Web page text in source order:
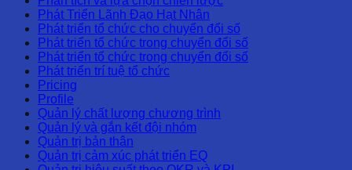
Phát Triển Lãnh Đạo Hạt Nhân
Phát triển tổ chức cho chuyển đổi số
Phát triển tổ chức trong chuyển đổi số
Phát triển tổ chức trong chuyển đổi số
Phát triển trí tuệ tổ chức
Pricing
Profile
Quản lý chất lượng chương trình
Quản lý và gắn kết đội nhóm
Quản trị bản thân
Quản trị cảm xúc phát triển EQ